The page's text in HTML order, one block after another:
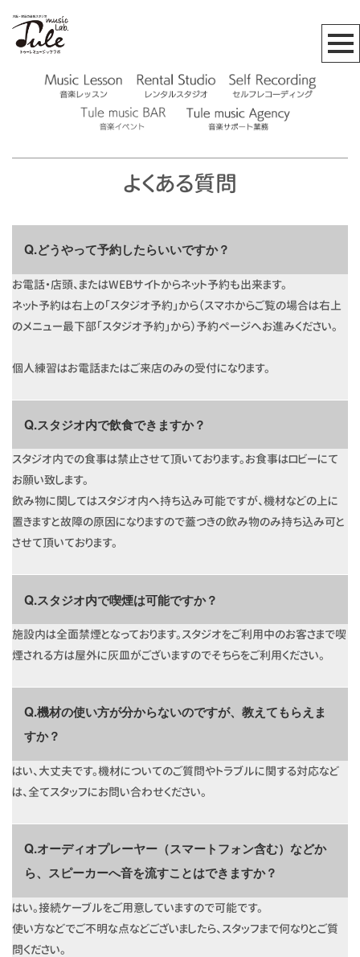
よくある質問
Q.どうやって予約したらいいですか？
お電話・店頭、またはWEBサイトからネット予約も出来ます。
ネット予約は右上の「スタジオ予約」から（スマホからご覧の場合は右上
のメニュー最下部「スタジオ予約」から）予約ページへお進みください。
個人練習はお電話またはご来店のみの受付になります。
Q.スタジオ内で飲食できますか？
スタジオ内での食事は禁止させて頂いております。お食事はロビーにて
お願い致します。
飲み物に関してはスタジオ内へ持ち込み可能ですが、機材などの上に
置きますと故障の原因になりますので蓋つきの飲み物のみ持ち込み可と
させて頂いております。
Q.スタジオ内で喫煙は可能ですか？
施設内は全面禁煙となっております。スタジオをご利用中のお客さまで喫
煙される方は屋外に灰皿がございますのでそちらをご利用ください。
Q.機材の使い方が分からないのですが、教えてもらえま
すか？
はい、大丈夫です。機材についてのご質問やトラブルに関する対応など
は、全てスタッフにお問い合わせください。
Q.オーディオプレーヤー（スマートフォン含む）などか
ら、スピーカーへ音を流すことはできますか？
はい。接続ケーブルをご用意していますので可能です。
使い方などでご不明な点などございましたら、スタッフまで何なりとご質
問ください。